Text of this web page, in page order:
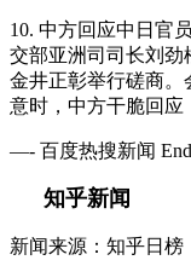
10. 中方回应中日官
交部亚洲司司长刘劲
金井正彰举行磋商。
意时，中方干脆回应
—- 百度热搜新闻
知乎新闻
新闻来源：知乎日榜